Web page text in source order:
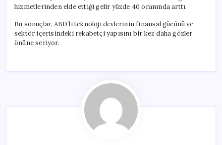
hizmetlerinden elde ettiği gelir yüzde 40 oranında arttı.
Bu sonuçlar, ABD’li teknoloji devlerinin finansal gücünü ve
sektör içerisindeki rekabetçi yapısını bir kez daha gözler
önüne seriyor.